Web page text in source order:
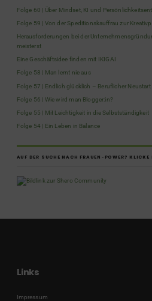
Folge 60 | Über Mindset, KI und
Folge 59 | Von der Speditionskauffrau zur
Herausforderungen bei der
meisterst
Eine Geschäftsidee finden mit IKIGAI
Folge 58 | Man lernt nie aus
Folge 57 | Endlich glücklich – Beruflicher Neustart
Folge 56 | Wie wird man Blogger:in?
Folge 55 | Mit Leichtigkeit in die Selbstständigkeit
Folge 54 | Ein Leben in Balance
AUF DER SUCHE NACH FRAUEN-POWER? KLICKE
Links
Impressum